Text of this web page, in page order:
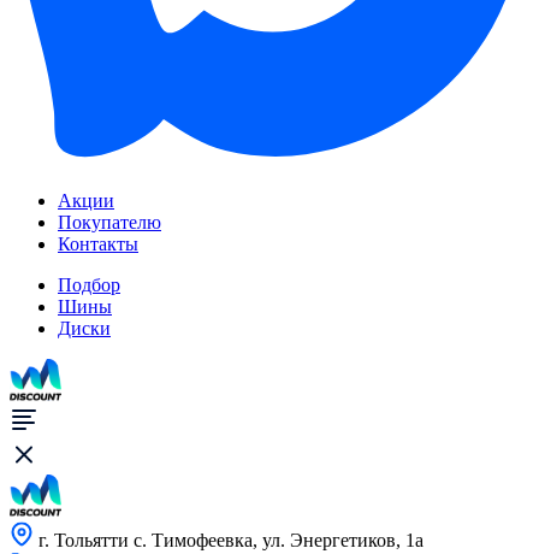
Акции
Покупателю
Контакты
Подбор
Шины
Диски
г. Тольятти с. Тимофеевка, ул. Энергетиков, 1а